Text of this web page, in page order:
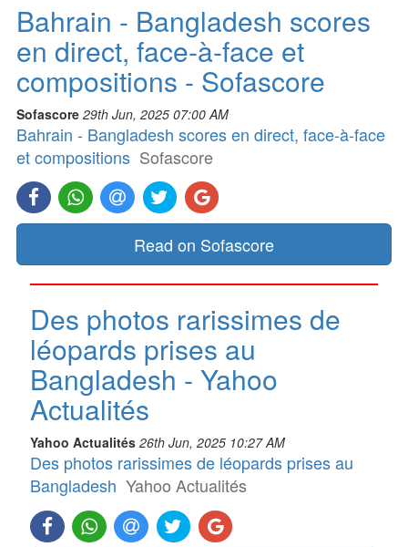
Bahrain - Bangladesh scores
en direct, face-à-face et
compositions - Sofascore
Sofascore 29th Jun, 2025 07:00 AM
Bahrain - Bangladesh scores en direct, face-à-face
et compositions Sofascore
Read on Sofascore
Des photos rarissimes de
léopards prises au
Bangladesh - Yahoo
Actualités
Yahoo Actualités 26th Jun, 2025 10:27 AM
Des photos rarissimes de léopards prises au
Bangladesh Yahoo Actualités